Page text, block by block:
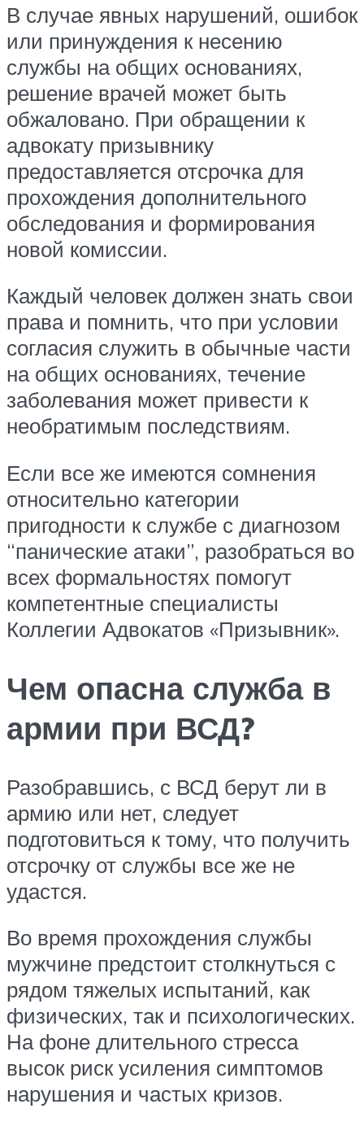
В случае явных нарушений, ошибок
или принуждения к несению
службы на общих основаниях,
решение врачей может быть
обжаловано. При обращении к
адвокату призывнику
предоставляется отсрочка для
прохождения дополнительного
обследования и формирования
новой комиссии.
Каждый человек должен знать свои
права и помнить, что при условии
согласия служить в обычные части
на общих основаниях, течение
заболевания может привести к
необратимым последствиям.
Если все же имеются сомнения
относительно категории
пригодности к службе с диагнозом
“панические атаки”, разобраться во
всех формальностях помогут
компетентные специалисты
Коллегии Адвокатов «Призывник».
Чем опасна служба в
армии при ВСД?
Разобравшись, с ВСД берут ли в
армию или нет, следует
подготовиться к тому, что получить
отсрочку от службы все же не
удастся.
Во время прохождения службы
мужчине предстоит столкнуться с
рядом тяжелых испытаний, как
физических, так и психологических.
На фоне длительного стресса
высок риск усиления симптомов
нарушения и частых кризов.